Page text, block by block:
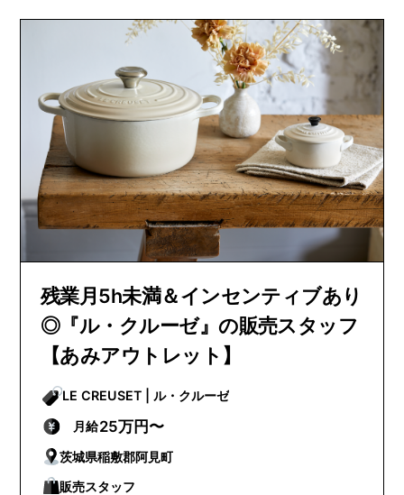
残業月5h未満＆インセンティブあり
◎『ル・クルーゼ』の販売スタッフ
【あみアウトレット】
LE CREUSET | ル・クルーゼ
月給25万円〜
茨城県稲敷郡阿見町
販売スタッフ